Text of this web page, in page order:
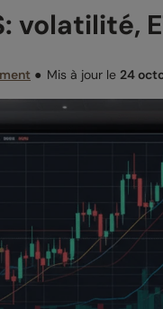
volatilité,
● Mis à jour le 24